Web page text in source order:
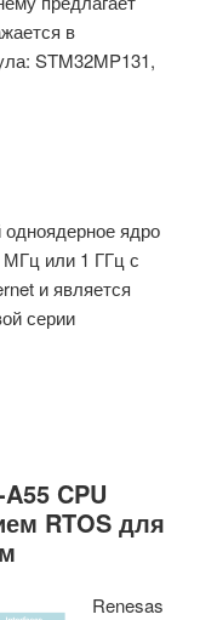
в
STM32MP131,
ядро
МГц или 1 ГГц с
и является
серии
CPU
RTOS для
Renesas